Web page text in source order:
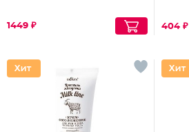
1449 ₽ 404 ₽